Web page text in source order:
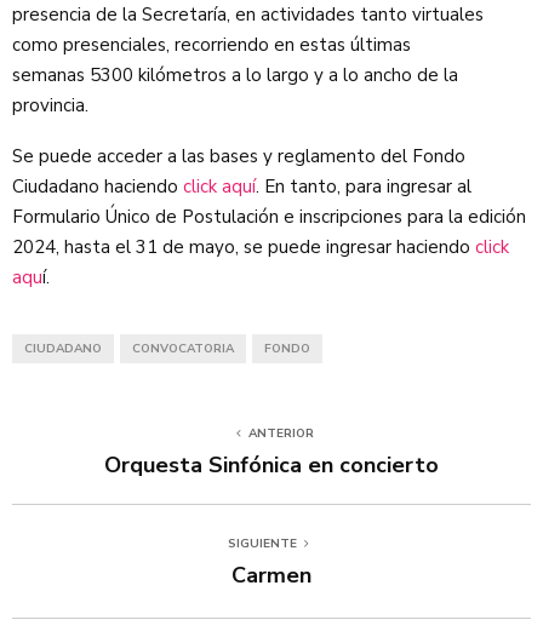
presencia de la Secretaría, en actividades tanto virtuales
como presenciales, recorriendo en estas últimas
semanas 5300 kilómetros a lo largo y a lo ancho de la
provincia.
Se puede acceder a las bases y reglamento del Fondo
Ciudadano haciendo click aquí. En tanto, para ingresar al
Formulario Único de Postulación e inscripciones para la edición
2024, hasta el 31 de mayo, se puede ingresar haciendo click
aquí.
CIUDADANO CONVOCATORIA FONDO
ANTERIOR
Orquesta Sinfónica en concierto
SIGUIENTE
Carmen